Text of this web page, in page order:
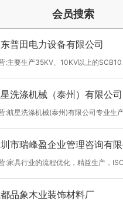
会员搜索
普田电力设备有限公司
:主要生产35KV、10KV以上的
式变压器，S9、S11系列油浸式电力
式叠铁芯、箱式变电站、高低压开关
洗涤机械（泰州）有限公司
:航星洗涤机械(泰州)有限公司专业生
机，全自动洗衣机，工业洗衣机，烫
砂机,泡洗机等。 烘干机分普通型和
热、电加热。冷热转换装置、防缠绕
市瑞峰盈企业管理咨询有
:家具行业的流程优化，精益生产，
品象木业装饰材料厂